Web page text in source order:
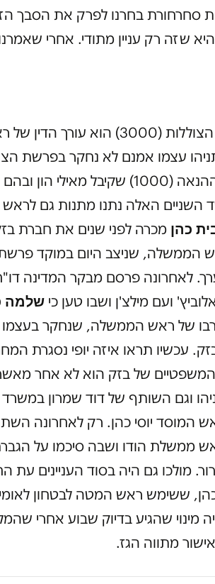
סחרחורת בחרנו לפרק את הסבך
שזה רק עניין מתודי. אחרי
, שחשוד בפרשת הצוללות (3000) הוא עורך
עצמו אמנם לא נחקר בפרשת
אבל כן נחקר בפרשת טובות ההנאה (1000) שקיבל מאילי
השניים האלה נתנו מתנות גם לראש
כהן מכרה לפני שנים את חברת
הממשלה, שניצב היום במוקד
לאחרונה פרסם מבקר המדינה
ועם מילצ'ן ושבו טען כי שלמה
של ראש הממשלה, שנחקר
עכשיו תראו איזה יופי נסגרת
המשפטיים של בזק הוא לא אחר
וגם השותף של דוד שמרון
המוסד יוסי כהן. רק לאחרונה
ממשלת הודו ושבה סיכמו על
מולכו גם היה בסוד העניינים עת
כהן, ששימש ראש המטה לבטחון לאומי
שהגיע בדיוק שבוע אחרי
מתווה הגז.